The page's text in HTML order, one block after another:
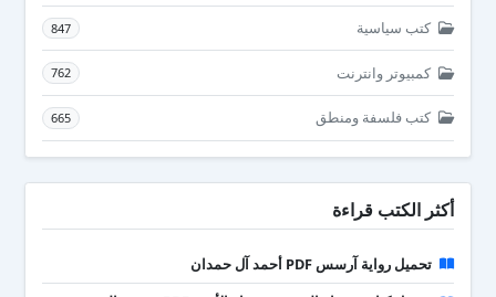
كتب سياسية 847
كمبيوتر وانترنت 762
كتب فلسفة ومنطق 665
أكثر الكتب قراءة
تحميل رواية آرسس PDF أحمد آل حمدان